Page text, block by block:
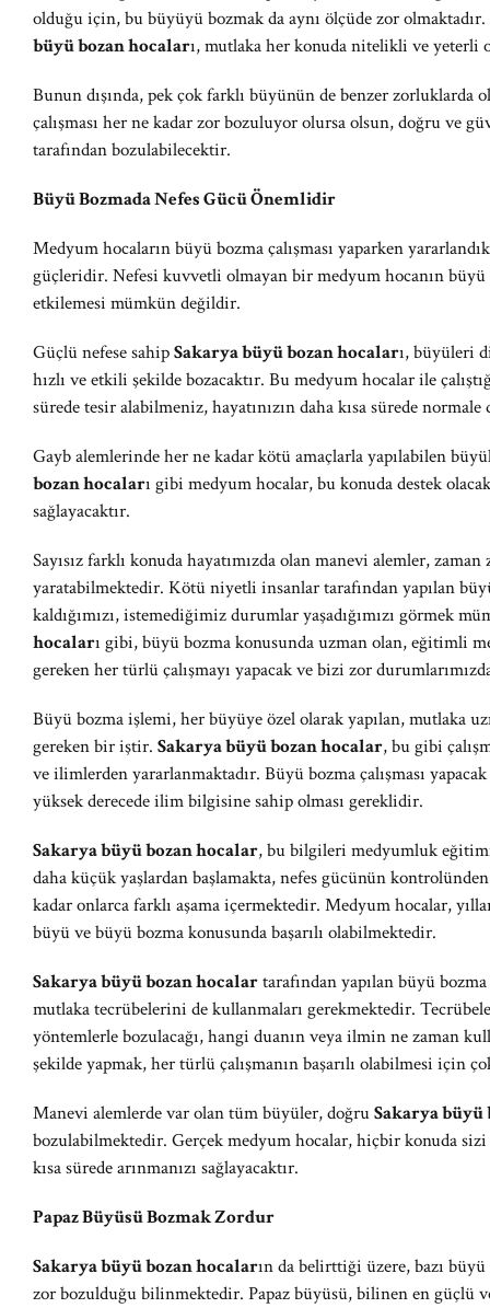
olduğu için, bu büyüyü bozmak da aynı ölçüde zor
büyü bozan hocaları, mutlaka her konuda nitelikli ve yeterli
Bunun dışında, pek çok farklı büyünün de benzer
çalışması her ne kadar zor bozuluyor olursa olsun, doğru ve
tarafından bozulabilecektir.
Büyü Bozmada Nefes Gücü Önemlidir
Medyum hocaların büyü bozma çalışması yaparken
güçleridir. Nefesi kuvvetli olmayan bir medyum hocanın büyü
etkilemesi mümkün değildir.
Güçlü nefese sahipSakarya büyü bozan hocaları, büyüleri
hızlı ve etkili şekilde bozacaktır. Bu medyum hocalar ile
sürede tesir alabilmeniz, hayatınızın daha kısa sürede
Gayb alemlerinde her ne kadar kötü amaçlarla yapılabilen
bozan hocaları gibi medyum hocalar, bu konuda destek
sağlayacaktır.
Sayısız farklı konuda hayatımızda olan manevi alemler,
yaratabilmektedir. Kötü niyetli insanlar tarafından yapılan
kaldığımızı, istemediğimiz durumlar yaşadığımızı görmek
hocaları gibi, büyü bozma konusunda uzman olan, eğitimli
gereken her türlü çalışmayı yapacak ve bizi zor
Büyü bozma işlemi, her büyüye özel olarak yapılan, mutlaka
gereken bir iştir. Sakarya büyü bozan hocalar, bu gibi
ve ilimlerden yararlanmaktadır. Büyü bozma çalışması
yüksek derecede ilim bilgisine sahip olması gereklidir.
Sakarya büyü bozan hocalar, bu bilgileri medyumluk
daha küçük yaşlardan başlamakta, nefes gücünün
kadar onlarca farklı aşama içermektedir. Medyum hocalar,
büyü ve büyü bozma konusunda başarılı olabilmektedir.
Sakarya büyü bozan hocalartarafından yapılan büyü
mutlaka tecrübelerini de kullanmaları gerekmektedir.
yöntemlerle bozulacağı, hangi duanın veya ilmin ne zaman
şekilde yapmak, her türlü çalışmanın başarılı olabilmesi için
Manevi alemlerde var olan tüm büyüler, doğruSakarya büyü
bozulabilmektedir. Gerçek medyum hocalar, hiçbir konuda
kısa sürede arınmanızı sağlayacaktır.
Papaz Büyüsü Bozmak Zordur
Sakarya büyü bozan hocaların da belirttiği üzere, bazı büyü
zor bozulduğu bilinmektedir. Papaz büyüsü, bilinen en güçlü